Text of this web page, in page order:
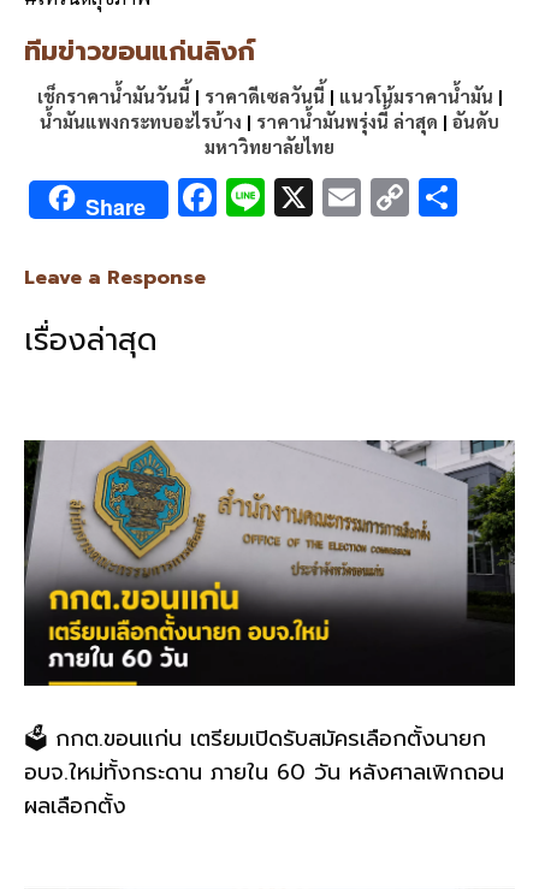
ทีมข่าวขอนแก่นลิงก์
เช็กราคาน้ำมันวันนี้ | ราคาดีเซลวันนี้ | แนวโน้มราคาน้ำมัน |
น้ำมันแพงกระทบอะไรบ้าง | ราคาน้ำมันพรุ่งนี้ ล่าสุด | อันดับ
มหาวิทยาลัยไทย
Share F
k
Li X E C
Leave a Response
เรื่องล่าสุด
🗳️ กกต.ขอนแก่น เตรียมเปิดรับสมัครเลือกตั้งนายก
อบจ.ใหม่ทั้งกระดาน ภายใน 60 วัน หลังศาลเพิกถอน
ผลเลือกตั้ง